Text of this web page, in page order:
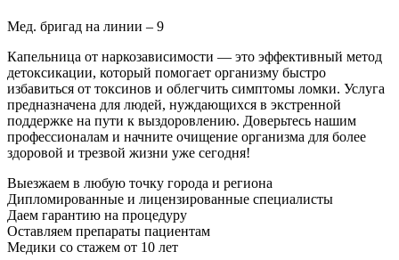
Мед. бригад на линии – 9
Капельница от наркозависимости — это эффективный метод
детоксикации, который помогает организму быстро
избавиться от токсинов и облегчить симптомы ломки. Услуга
предназначена для людей, нуждающихся в экстренной
поддержке на пути к выздоровлению. Доверьтесь нашим
профессионалам и начните очищение организма для более
здоровой и трезвой жизни уже сегодня!
Выезжаем в любую точку города и региона
Дипломированные и лицензированные специалисты
Даем гарантию на процедуру
Оставляем препараты пациентам
Медики со стажем от 10 лет